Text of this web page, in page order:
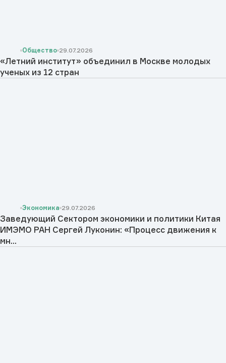
Общество 29.07.2026
«Летний институт» объединил в Москве молодых
ученых из 12 стран
Экономика 29.07.2026
Заведующий Сектором экономики и политики Китая
ИМЭМО РАН Сергей Луконин: «Процесс движения к
мн...